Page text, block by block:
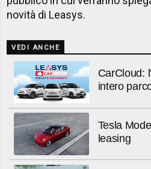
novità di Leasys.
VEDI ANCHE
CarCloud:
intero
Tesla
leasing